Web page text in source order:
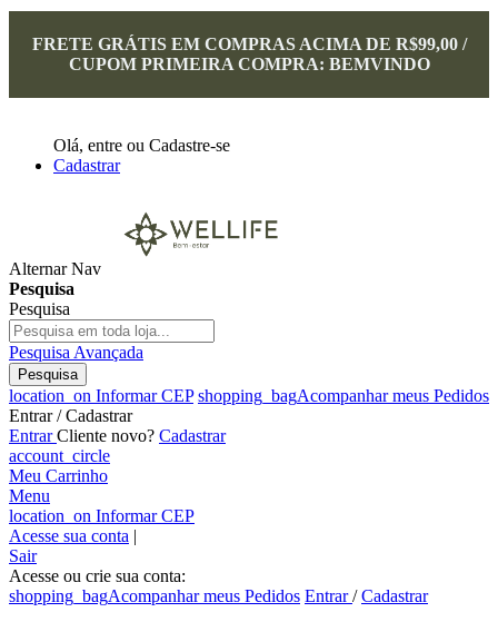
FRETE GRÁTIS EM COMPRAS ACIMA DE R$99,00 /
CUPOM PRIMEIRA COMPRA: BEMVINDO
Olá, entre ou Cadastre-se
Cadastrar
Alternar Nav
Pesquisa
Pesquisa
Pesquisa Avançada
Pesquisa
location_on Informar CEP shopping_bagAcompanhar meus Pedidos
Entrar / Cadastrar
EntrarCliente novo? Cadastrar
account_circle
Meu Carrinho
Menu
location_on Informar CEP
Acesse sua conta |
Sair
Acesse ou crie sua conta:
shopping_bagAcompanhar meus Pedidos Entrar/Cadastrar